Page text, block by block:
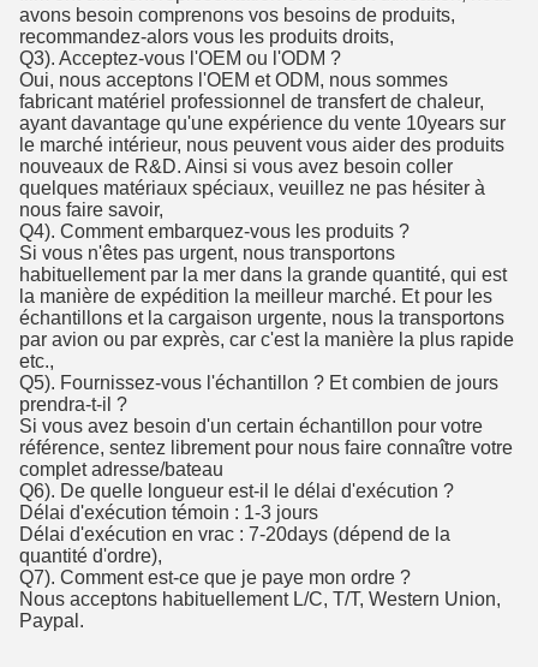
avons besoin comprenons vos besoins de produits,
recommandez-alors vous les produits droits,
Q3). Acceptez-vous l'OEM ou l'ODM ?
Oui, nous acceptons l'OEM et ODM, nous sommes
fabricant matériel professionnel de transfert de chaleur,
ayant davantage qu'une expérience du vente 10years sur
le marché intérieur, nous peuvent vous aider des produits
nouveaux de R&D. Ainsi si vous avez besoin coller
quelques matériaux spéciaux, veuillez ne pas hésiter à
nous faire savoir,
Q4). Comment embarquez-vous les produits ?
Si vous n'êtes pas urgent, nous transportons
habituellement par la mer dans la grande quantité, qui est
la manière de expédition la meilleur marché. Et pour les
échantillons et la cargaison urgente, nous la transportons
par avion ou par exprès, car c'est la manière la plus rapide
etc.,
Q5). Fournissez-vous l'échantillon ? Et combien de jours
prendra-t-il ?
Si vous avez besoin d'un certain échantillon pour votre
référence, sentez librement pour nous faire connaître votre
complet adresse/bateau
Q6). De quelle longueur est-il le délai d'exécution ?
Délai d'exécution témoin : 1-3 jours
Délai d'exécution en vrac : 7-20days (dépend de la
quantité d'ordre),
Q7). Comment est-ce que je paye mon ordre ?
Nous acceptons habituellement L/C, T/T, Western Union,
Paypal.